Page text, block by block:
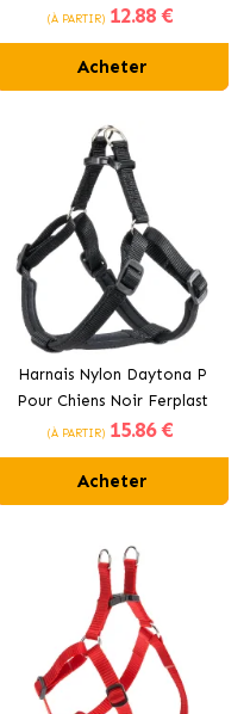
Ferplast
(À PARTIR) 12.88 €
Acheter
Harnais Nylon Daytona P
Pour Chiens Noir Ferplast
(À PARTIR) 15.86 €
Acheter